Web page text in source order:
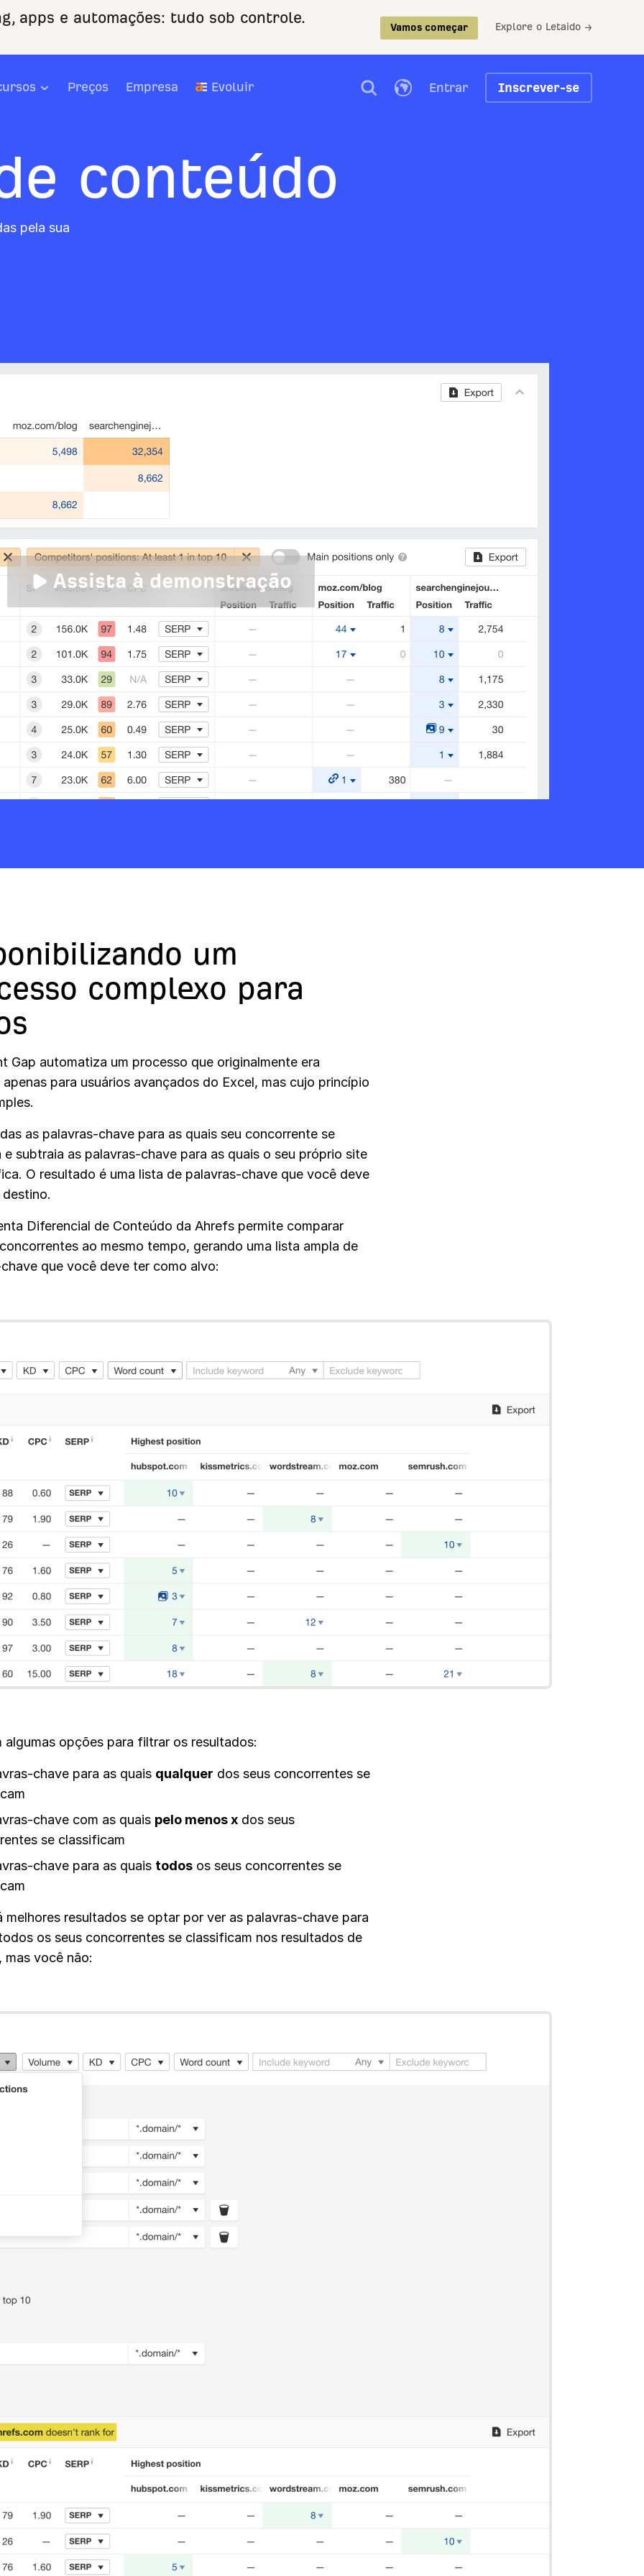
apps e automações: tudo sob controle.
Vamos começar Explore o Letaido →
Preços Empresa Evoluir Entrar Inscrever-se
conteúdo
pela sua
Assista à demonstração
um
complexo para
Gap automatiza um processo que originalmente era
apenas para usuários avançados do Excel, mas cujo princípio
as palavras-chave para as quais seu concorrente se
subtraia as palavras-chave para as quais o seu próprio site
O resultado é uma lista de palavras-chave que você deve
Diferencial de Conteúdo da Ahrefs permite comparar
ao mesmo tempo, gerando uma lista ampla de
que você deve ter como alvo:
algumas opções para filtrar os resultados:
chave para as quais qualquer dos seus concorrentes se
chave com as quais pelo menos x dos seus
se classificam
chave para as quais todos os seus concorrentes se
melhores resultados se optar por ver as palavras-chave para
os seus concorrentes se classificam nos resultados de
mas você não: